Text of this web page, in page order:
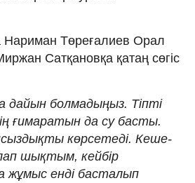
Төреғалиев Орал
Сатқановқа қатаң сөгіс
дайын болмадыңыз. Тіпті
ғимаратын да су басты.
көрсетеді. Кеше-
шықтым, кейбір
жұмыс енді басталып